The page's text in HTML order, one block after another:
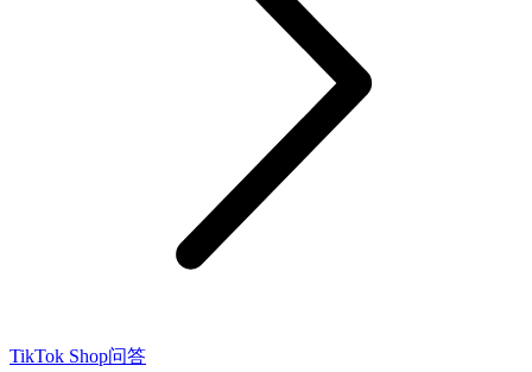
TikTok Shop问答